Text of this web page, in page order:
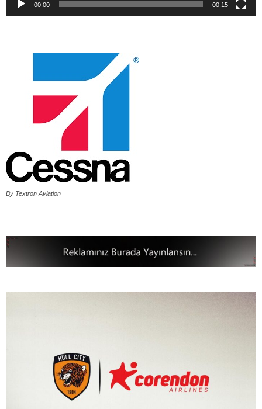
00:00 00:15
By Textron Aviation